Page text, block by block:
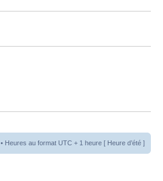
• Heures au format UTC + 1 heure [ Heure d’été ]